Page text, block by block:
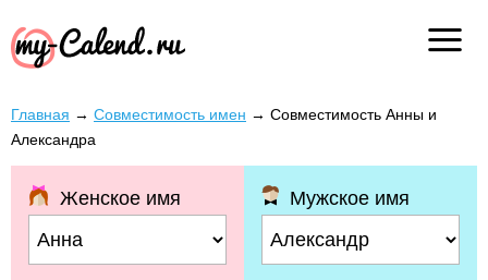
Главная → Совместимость имен → Совместимость Анны и
Александра
Женское имя Мужское имя